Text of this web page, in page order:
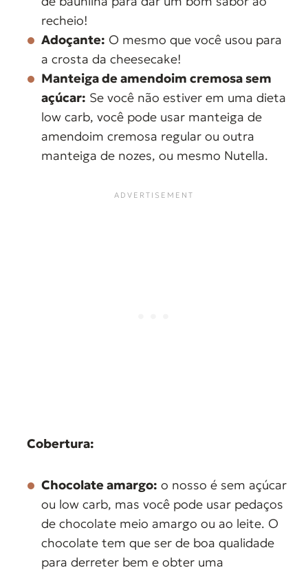
recheio!
Adoçante: O mesmo que você usou para
a crosta da cheesecake!
Manteiga de amendoim cremosa sem
açúcar: Se você não estiver em uma dieta
low carb, você pode usar manteiga de
amendoim cremosa regular ou outra
manteiga de nozes, ou mesmo Nutella.
Cobertura:
Chocolate amargo: o nosso é sem açúcar
ou low carb, mas você pode usar pedaços
de chocolate meio amargo ou ao leite. O
chocolate tem que ser de boa qualidade
para derreter bem e obter uma